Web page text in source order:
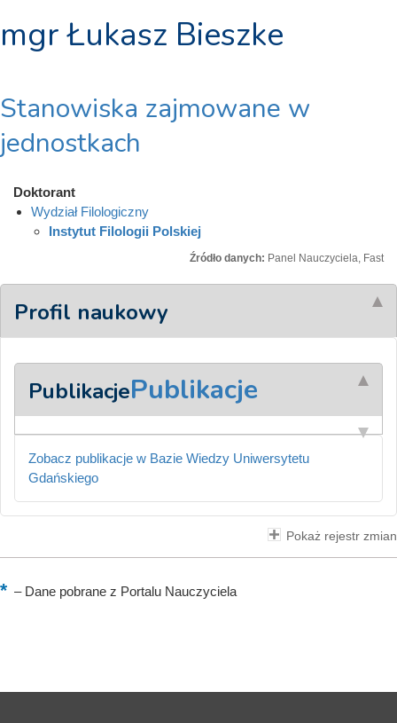
mgr Łukasz Bieszke
Stanowiska zajmowane w
jednostkach
Doktorant
Wydział Filologiczny
Instytut Filologii Polskiej
Źródło danych: Panel Nauczyciela, Fast
Profil naukowy
PublikacjePublikacje
Zobacz publikacje w Bazie Wiedzy Uniwersytetu
Gdańskiego
Pokaż rejestr zmian
–Dane pobrane z Portalu Nauczyciela